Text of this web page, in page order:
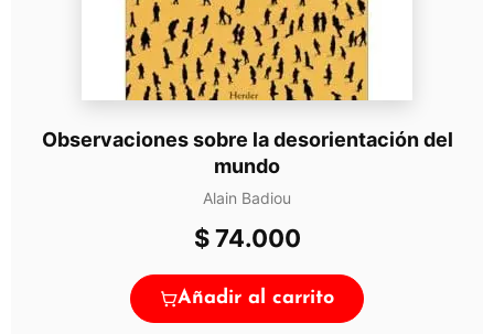
Observaciones sobre la desorientación del
mundo
Alain Badiou
$74.000
Añadir al carrito